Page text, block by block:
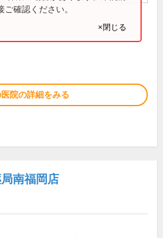
確認ください。
×閉じる
院の詳細をみる
南福岡店